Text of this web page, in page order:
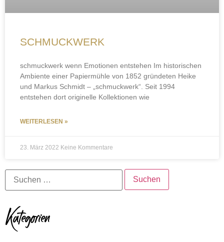
SCHMUCKWERK
schmuckwerk wenn Emotionen entstehen Im historischen
Ambiente einer Papiermühle von 1852 gründeten Heike
und Markus Schmidt – „schmuckwerk“. Seit 1994
entstehen dort originelle Kollektionen wie
WEITERLESEN »
23. März 2022 Keine Kommentare
Kategorien